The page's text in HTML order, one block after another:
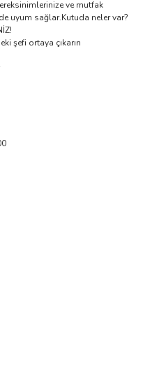
ve mutfak
uyum sağlar.Kutuda neler var?
şefi ortaya çıkarın